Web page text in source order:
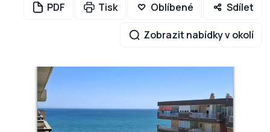
PDF Tisk Oblíbené Sdílet
Zobrazit nabídky v okolí